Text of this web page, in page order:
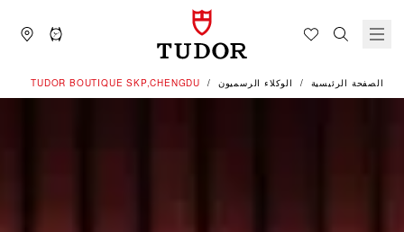
الصفحة الرئيسية الوكلاء الرسميون ‭TUDOR BOUTIQUE SKP,CHENGDU‬